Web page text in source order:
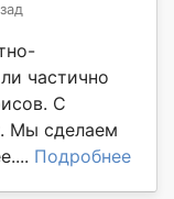
частично
С
Мы сделаем
Подробнее